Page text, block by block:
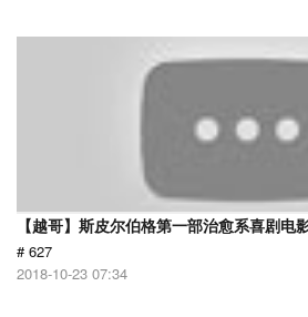
【越哥】斯皮尔伯格第一部治愈系喜剧电
# 627
2018-10-23 07:34